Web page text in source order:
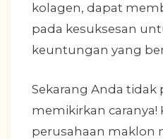
kolagen, dapat
pada kesuksesan
keuntungan yang
Sekarang Anda tidak
memikirkan caranya!
perusahaan maklon